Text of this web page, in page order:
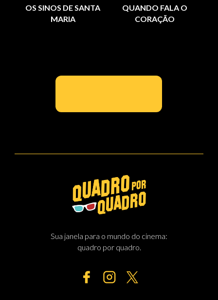
OS SINOS DE SANTA
MARIA
QUANDO FALA O
CORAÇÃO
Sua janela para o mundo do cinema:
quadro por quadro.